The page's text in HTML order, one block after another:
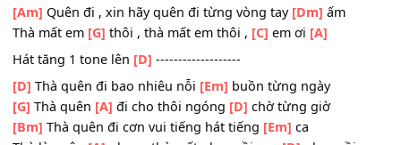
[F]Hoặc như[G] cây lá đốt cháy [C]ở rừng già
[Am]Còn đâu đây miên man khói bỗng sẽ[Dm]
Thà là xa [G]em , thà mất em rồi , xa
[C] Quên đi , xin hãy quên[Dm] đi môi mềm thơm ngát
[G] Quên đi , xin hãy quên[C]đi nụ cười tươi mát
[Am] Quên đi , xin hãy quên đi từng vòng tay